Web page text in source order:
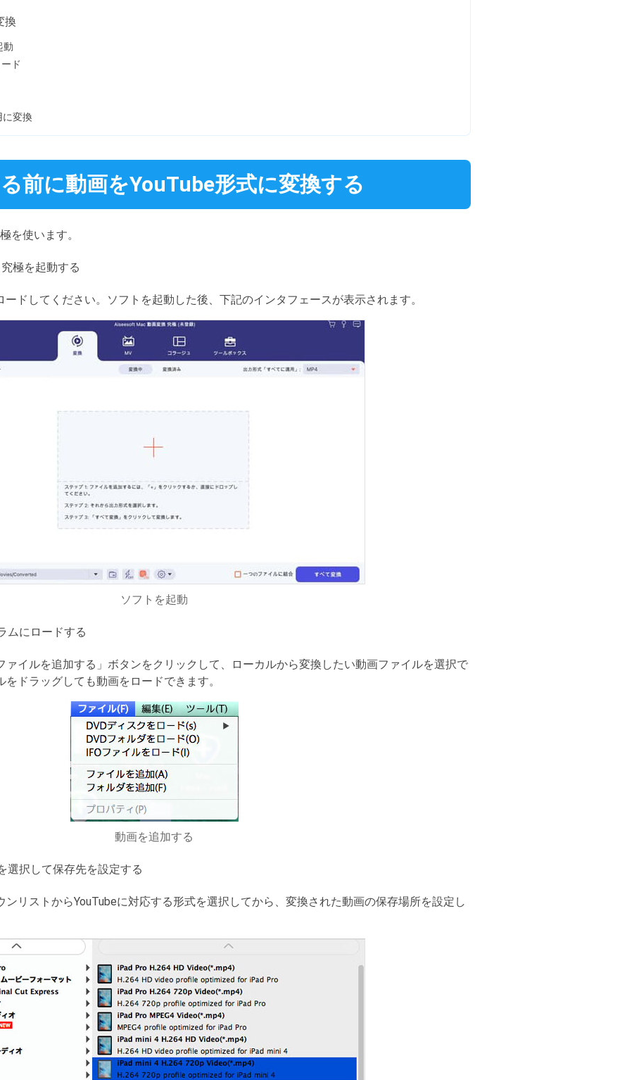
換
動
ド
に変換
前に動画をYouTube形式に変換する
を使います。
極を起動する
ドしてください。ソフトを起動した後、下記のインタフェースが表示されます。
ソフトを起動
ムにロードする
ァイルを追加する」ボタンをクリックして、ローカルから変換したい動画ファイルを選択で
ドラッグしても動画をロードできます。
動画を追加する
選択して保存先を設定する
ンリストからYouTubeに対応する形式を選択してから、変換された動画の保存場所を設定し